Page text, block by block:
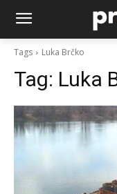
Tags Luka Brčko
Tag: Luka